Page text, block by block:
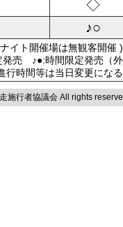
◇
♪○
イト開催場は無観客
発売 ♪●:時間限定発売
行時間等は当日変更にな
施行者協議会 All rights